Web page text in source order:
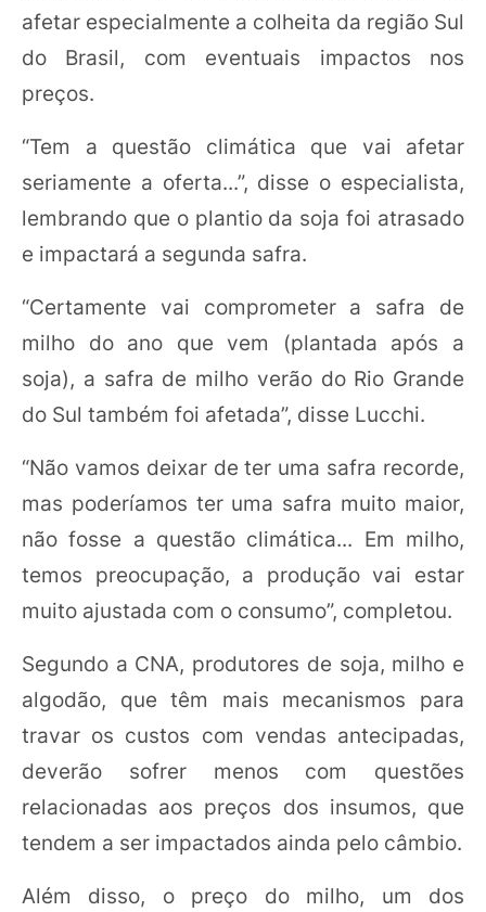
afetar especialmente a colheita da região Sul
do Brasil, com eventuais impactos nos
preços.
“Tem a questão climática que vai afetar
seriamente a oferta...”, disse o especialista,
lembrando que o plantio da soja foi atrasado
e impactará a segunda safra.
“Certamente vai comprometer a safra de
milho do ano que vem (plantada após a
soja), a safra de milho verão do Rio Grande
do Sul também foi afetada”, disse Lucchi.
“Não vamos deixar de ter uma safra recorde,
mas poderíamos ter uma safra muito maior,
não fosse a questão climática... Em milho,
temos preocupação, a produção vai estar
muito ajustada com o consumo”, completou.
Segundo a CNA, produtores de soja, milho e
algodão, que têm mais mecanismos para
travar os custos com vendas antecipadas,
deverão sofrer menos com questões
relacionadas aos preços dos insumos, que
tendem a ser impactados ainda pelo câmbio.
Além disso, o preço do milho, um dos